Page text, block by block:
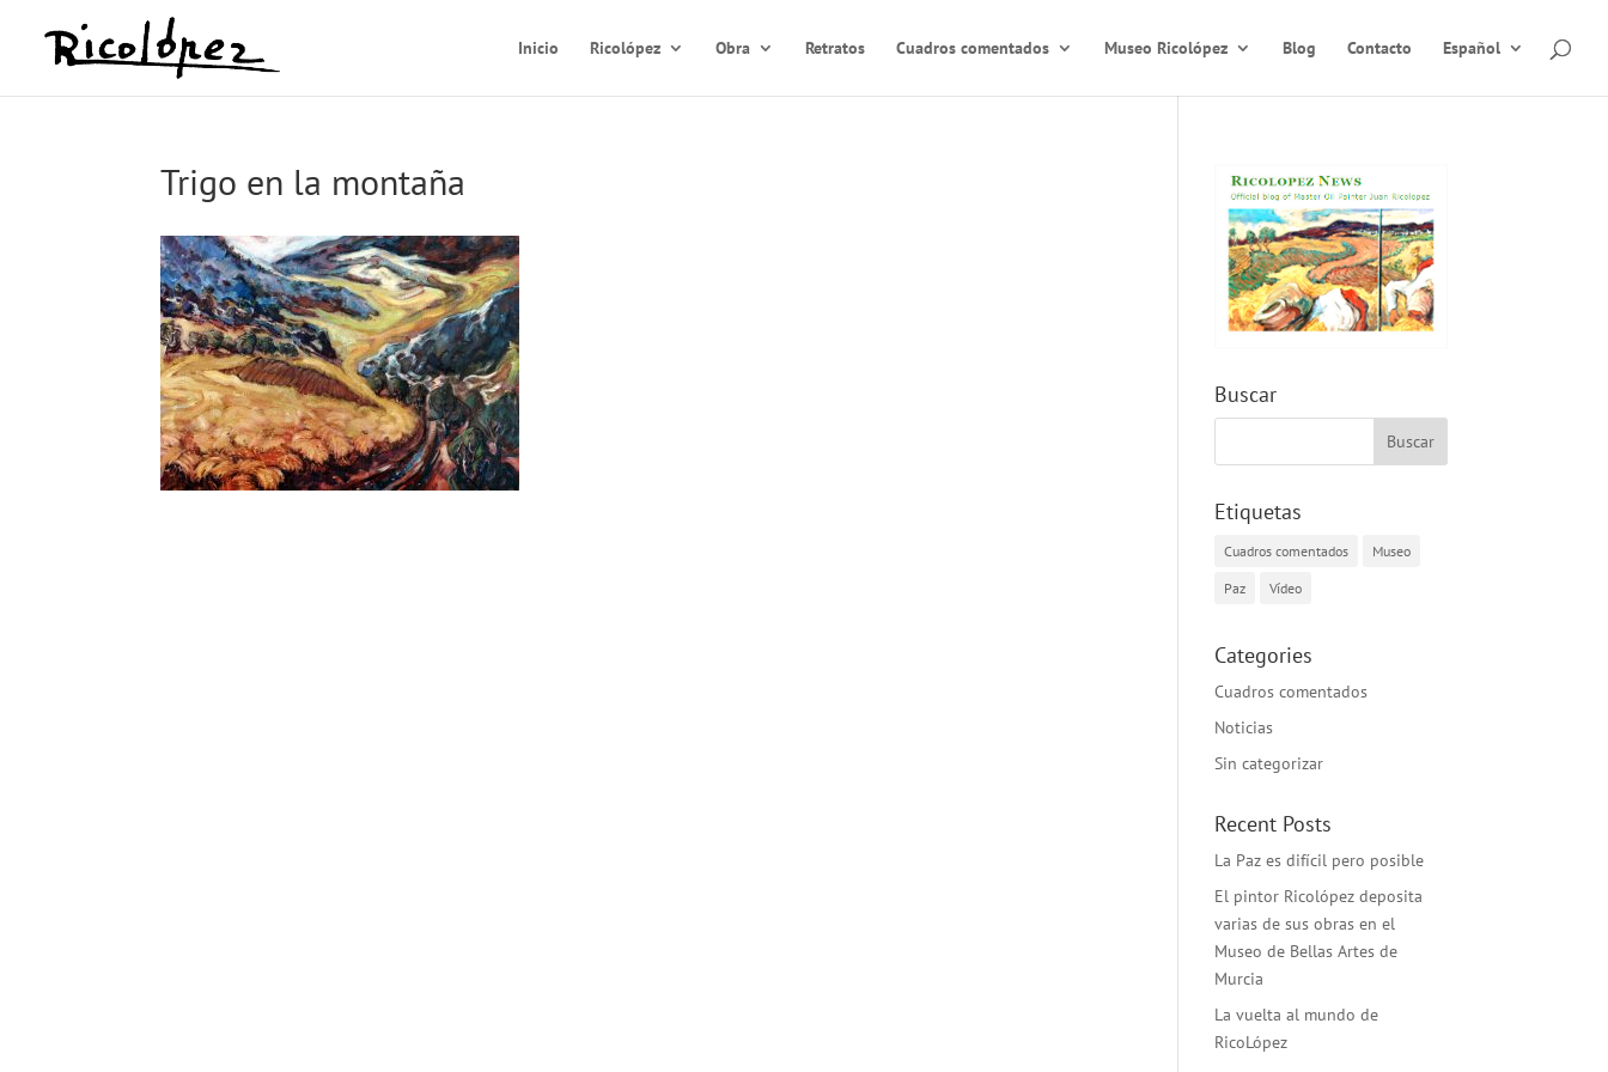
Inicio Ricolópez Obra Retratos Cuadros comentados Museo Ricolópez Blog Contacto Español
Trigo en la montaña
Buscar
Etiquetas
Cuadros comentados Museo
Paz Vídeo
Categories
Cuadros comentados
Noticias
Sin categorizar
Recent Posts
La Paz es difícil pero posible
El pintor Ricolópez deposita
varias de sus obras en el
Museo de Bellas Artes de
Murcia
La vuelta al mundo de
RicoLópez